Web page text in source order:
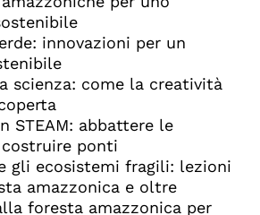
innovazioni per un
scienza: come la creatività
STEAM: abbattere le
ponti
gli ecosistemi fragili: lezioni
amazzonica e oltre
foresta amazzonica per